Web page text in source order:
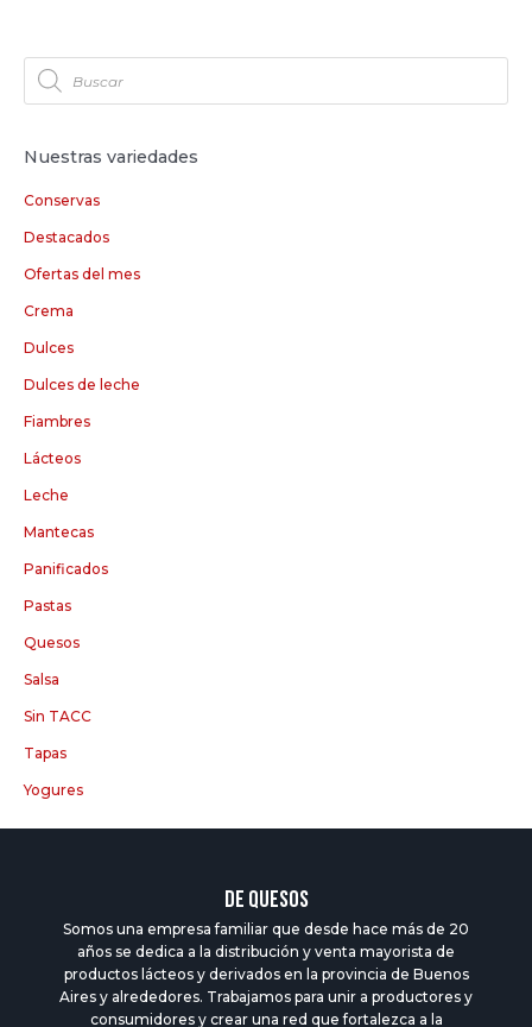
Nuestras variedades
Conservas
Destacados
Ofertas del mes
Crema
Dulces
Dulces de leche
Fiambres
Lácteos
Leche
Mantecas
Panificados
Pastas
Quesos
Salsa
Sin TACC
Tapas
Yogures
DE QUESOS
Somos una empresa familiar que desde hace más de 20
años se dedica a la distribución y venta mayorista de
productos lácteos y derivados en la provincia de Buenos
Aires y alrededores. Trabajamos para unir a productores y
consumidores y crear una red que fortalezca a la